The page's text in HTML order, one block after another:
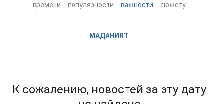
времени популярности важности сюжету
МАДАНИЯТ
К сожалению, новостей за эту дату